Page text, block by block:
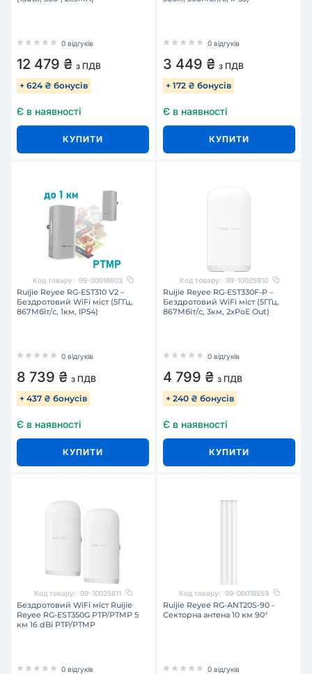
0 відгуків
12 479 ₴ з ПДВ
+ 624 ₴ бонусів
Є в наявності
КУПИТИ
0 відгуків
3 449 ₴ з ПДВ
+ 172 ₴ бонусів
Є в наявності
КУПИТИ
Код товару: 99-00018803
Ruijie Reyee RG-EST310 V2 –
Бездротовий WiFi міст (5ГГц,
867Мбіт/с, 1км, IP54)
0 відгуків
8 739 ₴ з ПДВ
+ 437 ₴ бонусів
Є в наявності
КУПИТИ
Код товару: 99-10025810
Ruijie Reyee RG-EST330F-P –
Бездротовий WiFi міст (5ГГц,
867Мбіт/с, 3км, 2xPoE Out)
0 відгуків
4 799 ₴ з ПДВ
+ 240 ₴ бонусів
Є в наявності
КУПИТИ
Код товару: 99-10025811
Бездротовий WiFi міст Ruijie
Reyee RG-EST350G PTP/PTMP 5
км 16 dBi PTP/PTMP
0 відгуків
Код товару: 99-00018559
Ruijie Reyee RG-ANT20S-90 -
Секторна антена 10 км 90°
0 відгуків